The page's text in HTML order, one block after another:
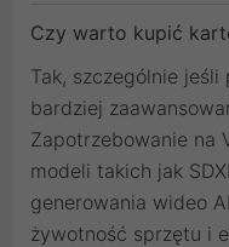
Czy warto kupić
Tak, szczególnie
bardziej
Zapotrzebowanie na
modeli takich jak
generowania wideo
żywotność sprzętu i